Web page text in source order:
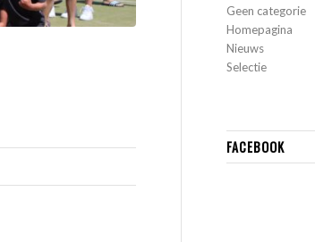
Geen categorie
Homepagina
Nieuws
Selectie
FACEBOOK